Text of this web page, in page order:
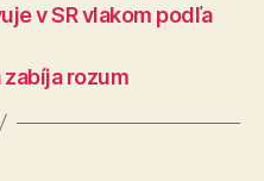
v SR vlakom podľa
rozum